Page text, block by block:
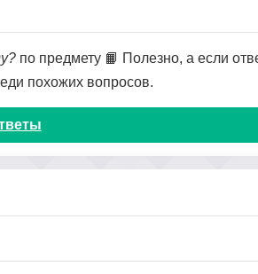
по предмету 📙 Полезно, а если
похожих вопросов.